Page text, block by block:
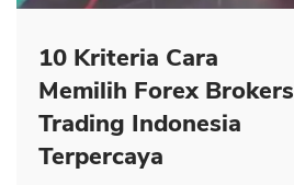
10 Kriteria Cara
Memilih Forex Brokers
Trading Indonesia
Terpercaya